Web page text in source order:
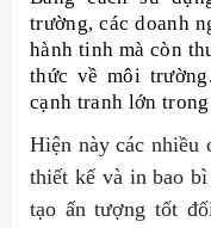
trường, các doanh
hành tinh mà còn
thức về môi
cạnh tranh lớn
Hiện này các nhiều
thiết kế và in bao
tạo ấn tượng tốt